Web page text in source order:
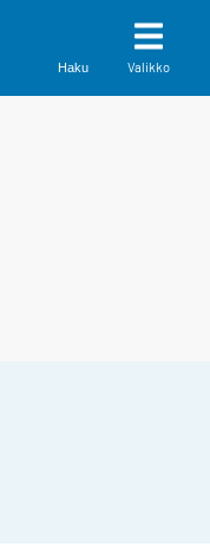
Haku Valikko